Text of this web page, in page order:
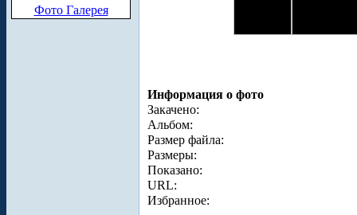
Фото Галерея
Информация о фото
Закачено:
Альбом:
Размер файла:
Размеры:
Показано:
URL:
Избранное: